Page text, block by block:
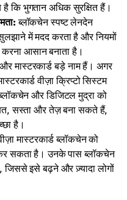
कि भुगतान अधिक सुरक्षित हैं।
ब्लॉकचेन स्पष्ट लेनदेन
में मदद करता है और नियमों
आसान बनाता है।
मास्टरकार्ड बड़े नाम हैं। अगर
वीज़ा क्रिप्टो सिस्टम
और डिजिटल मुद्रा को
सस्ता और तेज़ बना सकते हैं,
है।
मास्टरकार्ड ब्लॉकचेन को
सकता है। उनके पास ब्लॉकचेन
इसे बढ़ने और ज़्यादा लोगों